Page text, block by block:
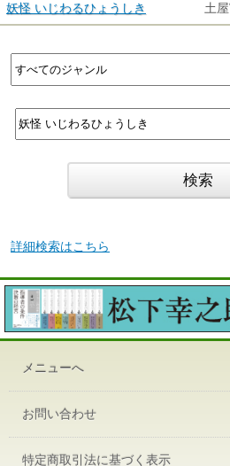
妖怪 いじわるひょうしき 土
詳細検索はこちら
メニューへ
お問い合わせ
特定商取引法に基づく表示